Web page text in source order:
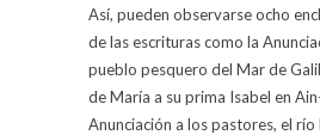
Así, pueden observarse ocho
de las escrituras como la
pueblo pesquero del Mar de
de María a su prima Isabel en
Anunciación a los pastores, el río